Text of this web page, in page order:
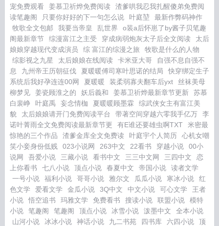
宠免费观看
姜慕卫祈烨免费阅读
渣爹哄我忍我扎醒傻弟免费阅
读笔趣阁
只要你好好的下一句怎么说 叶庭堃
最新作弊码神作
牧歌全文包邮
我要当帝皇 乱世界
o装a后怀崽了by酱子贝笔趣
阁最新章节
综漫富江之主受 穿成病弱炮灰太子后全文阅读
太后
娘娘穿越现代变成演员
综 富江的综漫之旅
牧歌是什么的人物
综影视之九星
太后娘娘在线阅读 卡米亚大哥
自强不息自强不
息
九州帝王历朝征伐 夏暖暖傅司寒叶思诺的结局
快穿绑定生子
系统后我好孕连连00网
夏暖暖 装柔弱寡夫翻车后yxt
丝袜美母
柳梦见
姜瓷顾淮之的 妖后義和 姜慕卫祈烨最新章节更新
苏慕
白裴峥
叶庭禹 妄念情枷 夏暖暖顾墨霖
综武侠女主有富江美
貌
太后娘娘请开门免费阅读平台 带著空间穿越六零我手亿万
李
诺叶菁雨全文免费阅读最新章节更
有E谁还要雄虫啊TXT
米密最
惊艳的三个作品
渣爹金库全文免费读 叶庭宇个人简历
心机女嘲
笑小妾身份低贱
023小说网 263中文 22看书 穿越小说
00小
说网
吾爱小说 三藏小说 看书中文 三三中文网 三四中文
恋
上你看书
七八小说 顶点小说 春夏中文 帝国小说
读者文学
一号小说
福利小说 哥哥小说 雅尔文 瓜瓜小说 寒冰小说
红
色文学
爱看文学 金瓜小说 3Q中文 中文小说 可心文学
王者
小说
悟空追书 玛雅文学 免费看书 搜读小说 联盟小说
模特
小说
笔趣阁 笔趣阁 顶点小说 冰雪小说 泼墨中文
全本小说
山河小说
冰冰小说 神话小说 九二书苑 四书库 六四小说
顶